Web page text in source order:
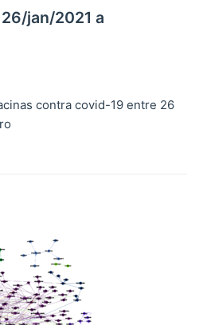
jan/2021 a
contra covid-19 entre 26